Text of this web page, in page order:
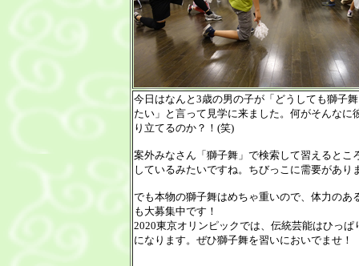
今日はなんと3歳の男の子が「どうしても獅子
たい」と言って見学に来ました。何がそんなに
り立てるのか？！(笑)
案外みなさん「獅子舞」で検索して習えるとこ
しているみたいですね。ちびっこに需要があり
でも本物の獅子舞はめちゃ重いので、体力のあ
も大募集中です！
2020東京オリンピックでは、伝統芸能はひっぱ
になります。ぜひ獅子舞を習いにおいでませ！